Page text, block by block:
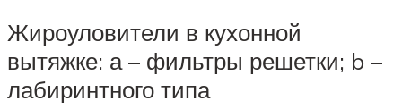
Жироуловители в кухонной
вытяжке: а – фильтры решетки; b –
лабиринтного типа